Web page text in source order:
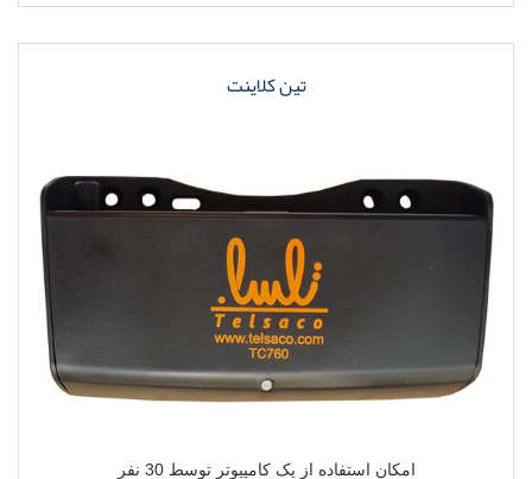
تين کلاينت
امکان استفاده از يک کامپيوتر توسط 30 نفر